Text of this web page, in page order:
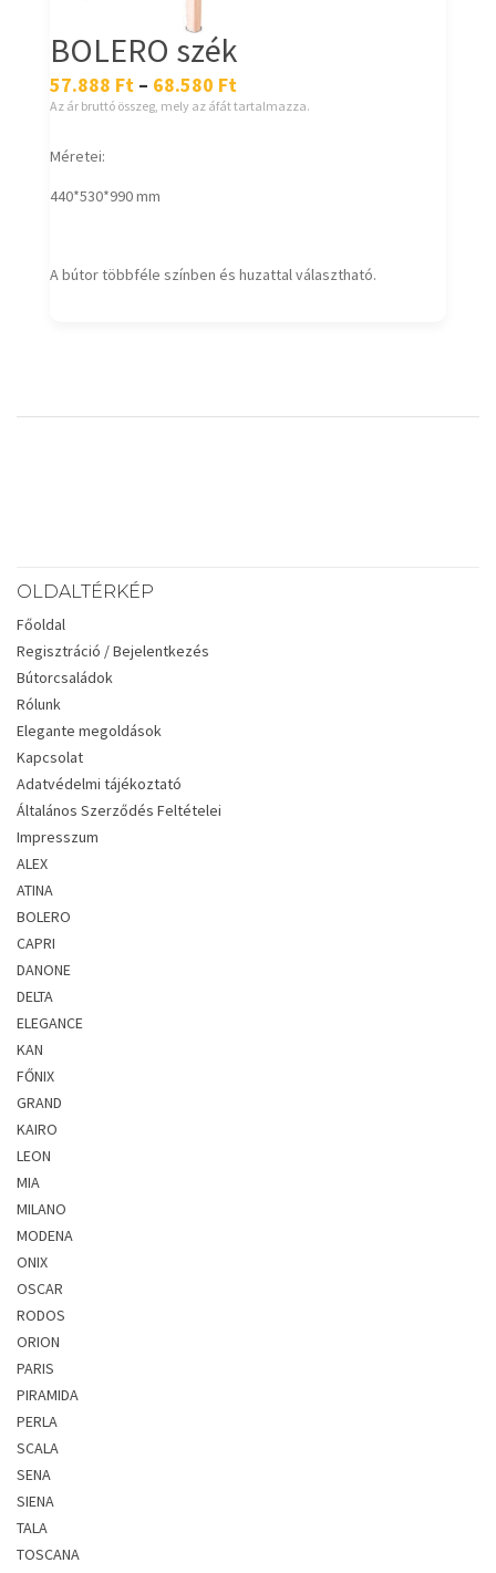
BOLERO szék
57.888 Ft – 68.580 Ft
Az ár bruttó összeg, mely az áfát tartalmazza.
Méretei:
440*530*990 mm
A bútor többféle színben és huzattal választható.
OLDALTÉRKÉP
Főoldal
Regisztráció / Bejelentkezés
Bútorcsaládok
Rólunk
Elegante megoldások
Kapcsolat
Adatvédelmi tájékoztató
Általános Szerződés Feltételei
Impresszum
ALEX
ATINA
BOLERO
CAPRI
DANONE
DELTA
ELEGANCE
KAN
FŐNIX
GRAND
KAIRO
LEON
MIA
MILANO
MODENA
ONIX
OSCAR
RODOS
ORION
PARIS
PIRAMIDA
PERLA
SCALA
SENA
SIENA
TALA
TOSCANA